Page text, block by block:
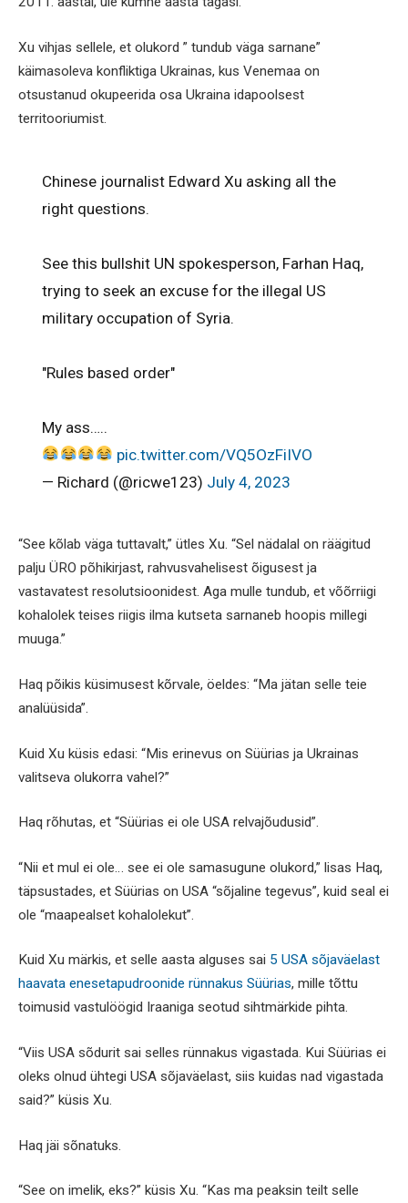
Xu vihjas sellele, et olukord ” tundub väga sarnane”
käimasoleva konfliktiga Ukrainas, kus Venemaa on
otsustanud okupeerida osa Ukraina idapoolsest
territooriumist.
Chinese journalist Edward Xu asking all the
right questions.
See this bullshit UN spokesperson, Farhan Haq,
trying to seek an excuse for the illegal US
military occupation of Syria.
"Rules based order"
My ass…..
pic.twitter.com/VQ5OzFiIVO
— Richard (@ricwe123) July 4, 2023
“See kõlab väga tuttavalt,” ütles Xu. “Sel nädalal on räägitud
palju ÜRO põhikirjast, rahvusvahelisest õigusest ja
vastavatest resolutsioonidest. Aga mulle tundub, et võõrriigi
kohalolek teises riigis ilma kutseta sarnaneb hoopis millegi
muuga.”
Haq põikis küsimusest kõrvale, öeldes: “Ma jätan selle teie
analüüsida”.
Kuid Xu küsis edasi: “Mis erinevus on Süürias ja Ukrainas
valitseva olukorra vahel?”
Haq rõhutas, et “Süürias ei ole USA relvajõudusid”.
“Nii et mul ei ole… see ei ole samasugune olukord,” lisas Haq,
täpsustades, et Süürias on USA “sõjaline tegevus”, kuid seal ei
ole “maapealset kohalolekut”.
Kuid Xu märkis, et selle aasta alguses sai 5 USA sõjaväelast
haavata enesetapudroonide rünnakus Süürias, mille tõttu
toimusid vastulöögid Iraaniga seotud sihtmärkide pihta.
“Viis USA sõdurit sai selles rünnakus vigastada. Kui Süürias ei
oleks olnud ühtegi USA sõjaväelast, siis kuidas nad vigastada
said?” küsis Xu.
Haq jäi sõnatuks.
“See on imelik, eks?” küsis Xu. “Kas ma peaksin teilt selle